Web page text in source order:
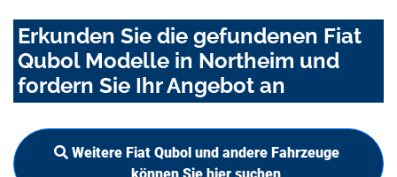
Erkunden Sie die gefundenen Fiat
Qubol Modelle in Northeim und
fordern Sie Ihr Angebot an
Weitere Fiat Qubol und andere Fahrzeuge